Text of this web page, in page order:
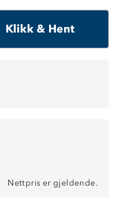
Klikk & Hent
Nettpris er gjeldende.